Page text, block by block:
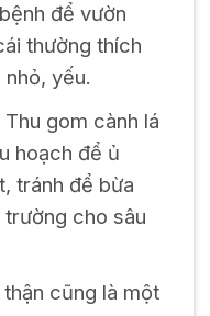
để vườn
thường thích
yếu.
Thu gom cành lá
hoạch để ủ
tránh để bừa
cho sâu
cũng là một